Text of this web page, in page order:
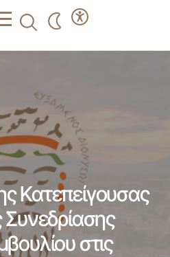
Κατεπείγουσας
Συνεδρίασης
στις